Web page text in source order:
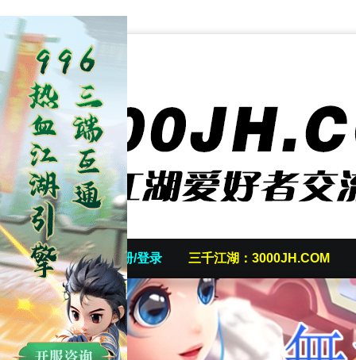
首页 发帖/注册/登录 三千江湖：3000JH.COM